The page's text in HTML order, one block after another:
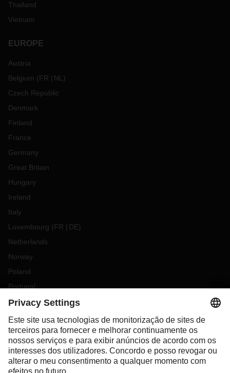
Thailand
Vietnam
EUROPE
Austria
Belgium (FR NL )
Czech Republic
Denmark
Finland
France
Germany
Great Britain
Hungary
Ireland
Italy
Luxembourg (FR DE)
Netherlands
Norway
Poland
Portugal
Romania
Slovakia
Spain
Sweden
Switzerland(DE FR)